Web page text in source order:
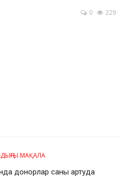
0 229
МАҚАЛА
донорлар саны артуда